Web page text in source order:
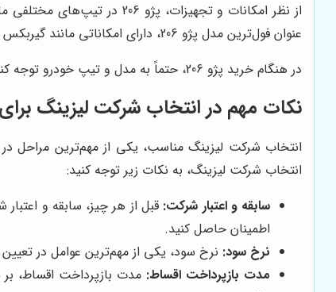
عنوان فول‌ترین مدل پژو 206، دارای امکاناتی مانند گیربکس اتوماتیک، سیستم تهویه مطبوع اتوماتیک، و سانروف است.
در هنگام خرید پژو 206، حتماً به مدل و تیپ خودرو توجه کنید و با توجه به نیازها و بودجه خود، بهترین گزینه را انتخاب کنید.
نکات مهم در انتخاب شرکت لیزینگ برای
انتخاب شرکت لیزینگ، به نکات زیر توجه کنید:
سابقه و اعتبار شرکت: قبل از هر چیز، سابقه و
اطمینان حاصل کنید.
نرخ سود: نرخ سود، یکی از مهم‌ترین عوامل در
مدت بازپرداخت اقساط: مدت بازپرداخت اقساط،